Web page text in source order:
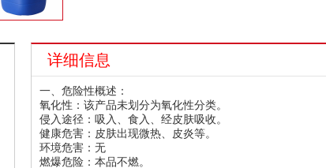
详细信息
一、危险性概述：
氧化性：该产品未划分为氧化性分类。
侵入途径：吸入、食入、经皮肤吸收。
健康危害：皮肤出现微热、皮炎等。
环境危害：无
燃爆危险：本品不燃。